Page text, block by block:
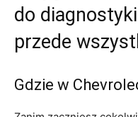
do
przede
Gdzie w